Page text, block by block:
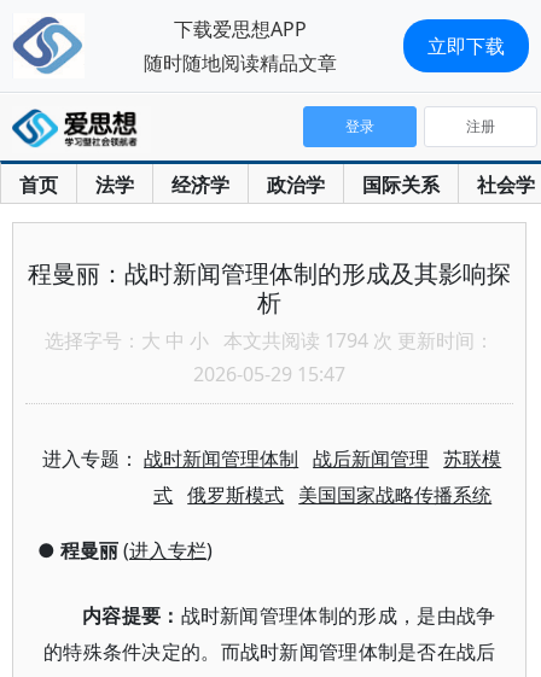
首页 法学 经济学 政治学 国际关系 社会学
登录 注册
程曼丽：战时新闻管理体制的形成及其影响探
析
选择字号： 大 中 小 本文共阅读 1794 次 更新时间：
2026-05-29 15:47
进入专题：战时新闻管理体制 战后新闻管理
苏联模
式 俄罗斯模式 美国国家战略传播系统
● 程曼丽(进入专栏)
内容提要： 战时新闻管理体制的形成，是由战争
的特殊条件决定的。而战时新闻管理体制是否在战后
下载爱思想APP
随时随地阅读精品文章
立即下载